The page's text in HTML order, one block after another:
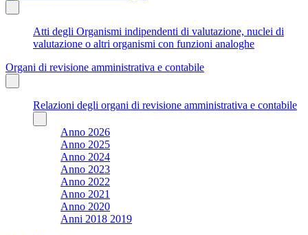
Atti degli Organismi indipendenti di valutazione, nuclei di
valutazione o altri organismi con funzioni analoghe
Organi di revisione amministrativa e contabile
Relazioni degli organi di revisione amministrativa e contabile
Anno 2026
Anno 2025
Anno 2024
Anno 2023
Anno 2022
Anno 2021
Anno 2020
Anni 2018 2019